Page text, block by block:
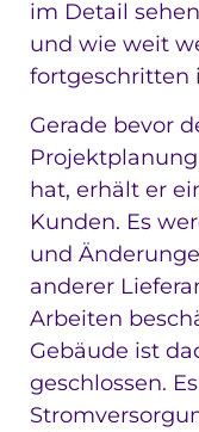
im Detail
und wie weit
fortgeschritten
Gerade bevor
hat, erhält er
Kunden. Es
und
anderer
Arbeiten
Gebäude ist
geschlossen.